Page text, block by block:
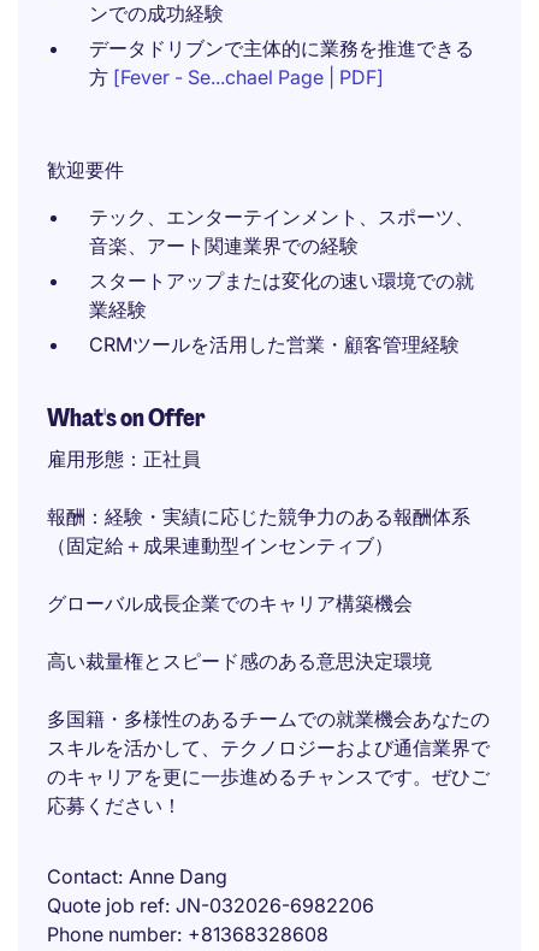
ンでの成功経験
データドリブンで主体的に業務を推進できる
方 [Fever - Se...chael Page | PDF]
歓迎要件
テック、エンターテインメント、スポーツ、
音楽、アート関連業界での経験
スタートアップまたは変化の速い環境での就
業経験
CRMツールを活用した営業・顧客管理経験
What's on Offer
雇用形態：正社員
報酬：経験・実績に応じた競争力のある報酬体系
（固定給＋成果連動型インセンティブ）
グローバル成長企業でのキャリア構築機会
高い裁量権とスピード感のある意思決定環境
多国籍・多様性のあるチームでの就業機会あなたの
スキルを活かして、テクノロジーおよび通信業界で
のキャリアを更に一歩進めるチャンスです。ぜひご
応募ください！
Contact Anne Dang
Quote job ref JN-032026-6982206
Phone number +81368328608